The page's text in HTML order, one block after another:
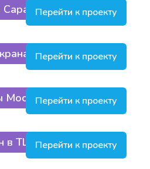
СаратовеПерейти к проекту
в Москве
Перейти к проекту
МоскваПерейти к проекту
в ТЦ в Москве
Перейти к проекту